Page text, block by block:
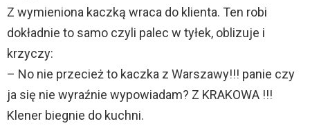
Z wymieniona kaczką wraca do klienta. Ten robi
dokładnie to samo czyli palec w tyłek, oblizuje i
krzyczy:
– No nie przecież to kaczka z Warszawy!!! panie czy
ja się nie wyraźnie wypowiadam? Z KRAKOWA !!!
Klener biegnie do kuchni.